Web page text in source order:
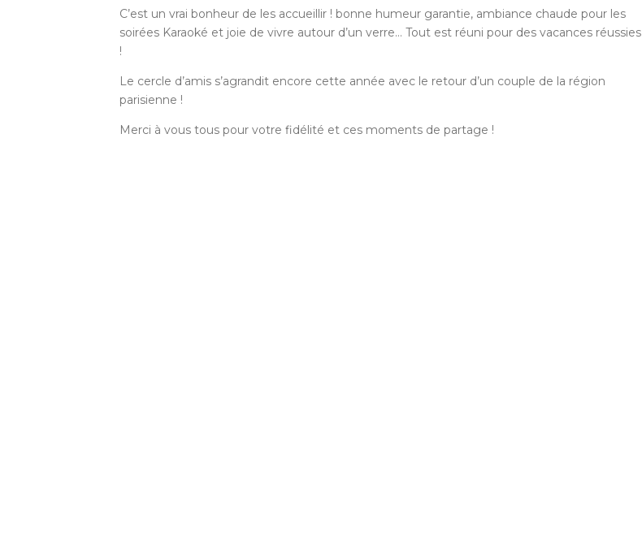
C’est un vrai bonheur de les accueillir ! bonne humeur garantie, ambiance chaude pour les
soirées Karaoké et joie de vivre autour d’un verre… Tout est réuni pour des vacances réussies
!
Le cercle d’amis s’agrandit encore cette année avec le retour d’un couple de la région
parisienne !
Merci à vous tous pour votre fidélité et ces moments de partage !